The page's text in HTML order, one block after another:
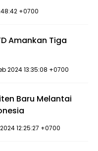
+0700
Amankan Tiga
2024 13:35:08 +0700
Baru Melantai
12:25:27 +0700